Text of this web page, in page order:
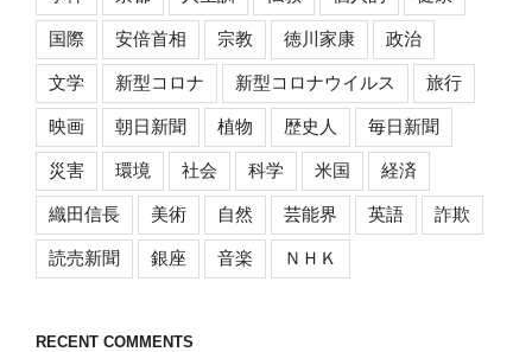
国際 安倍首相 宗教 徳川家康 政治
文学 新型コロナ 新型コロナウイルス 旅行
映画 朝日新聞 植物 歴史人 毎日新聞
災害 環境 社会 科学 米国 経済
織田信長 美術 自然 芸能界 英語 詐欺
読売新聞 銀座 音楽 ＮＨＫ
RECENT COMMENTS